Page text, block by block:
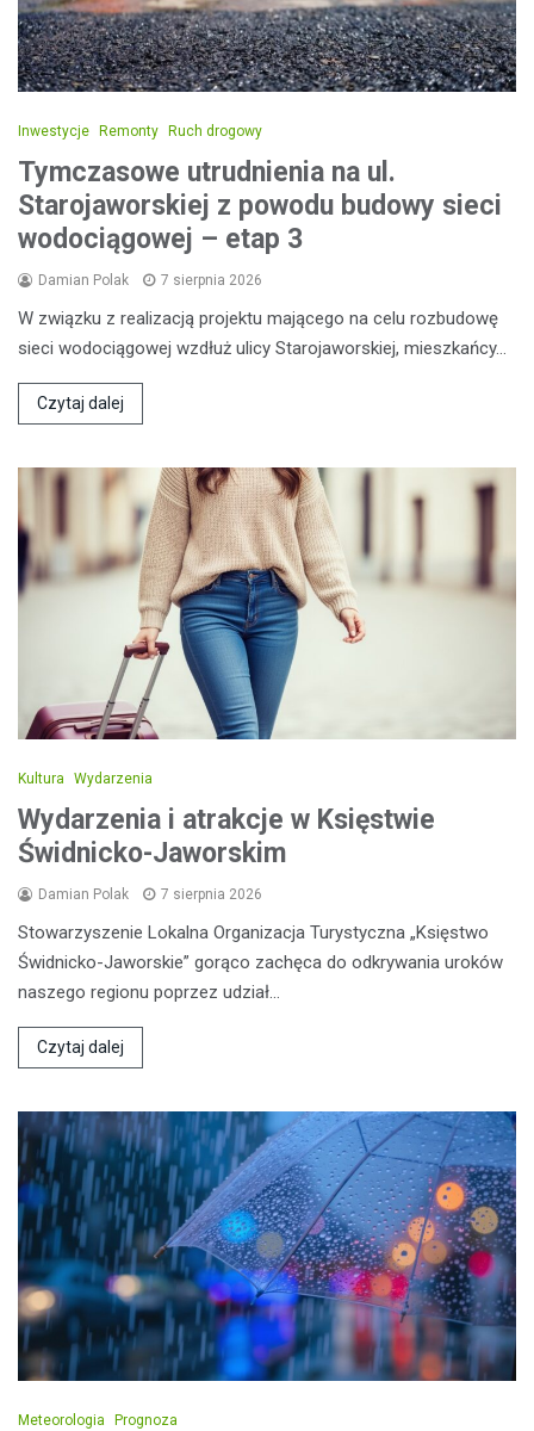
Inwestycje Remonty Ruch drogowy
Tymczasowe utrudnienia na ul.
Starojaworskiej z powodu budowy sieci
wodociągowej – etap 3
Damian Polak 7 sierpnia 2026
W związku z realizacją projektu mającego na celu rozbudowę
sieci wodociągowej wzdłuż ulicy Starojaworskiej, mieszkańcy…
Czytaj dalej
Kultura Wydarzenia
Wydarzenia i atrakcje w Księstwie
Świdnicko-Jaworskim
Damian Polak 7 sierpnia 2026
Stowarzyszenie Lokalna Organizacja Turystyczna „Księstwo
Świdnicko-Jaworskie” gorąco zachęca do odkrywania uroków
naszego regionu poprzez udział…
Czytaj dalej
Meteorologia Prognoza